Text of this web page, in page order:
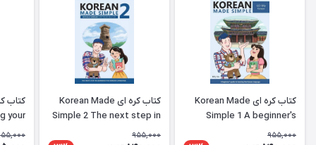
کتاب کره ای Korean Made
Simple 1 A beginner's
guide to learning the
955,000
کتاب کره ای Korean Made
Simple 2 The next step in
learning the Korean
955,000
your
the